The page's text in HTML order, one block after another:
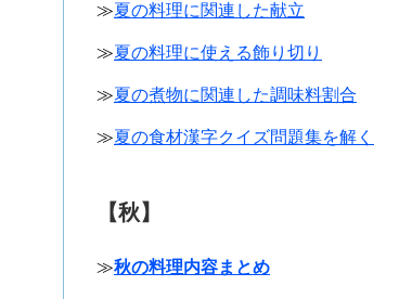
≫夏の料理に関連した献立
≫夏の料理に使える飾り切り
≫夏の煮物に関連した調味料割合
≫夏の食材漢字クイズ問題集を解く
【秋】
≫秋の料理内容まとめ